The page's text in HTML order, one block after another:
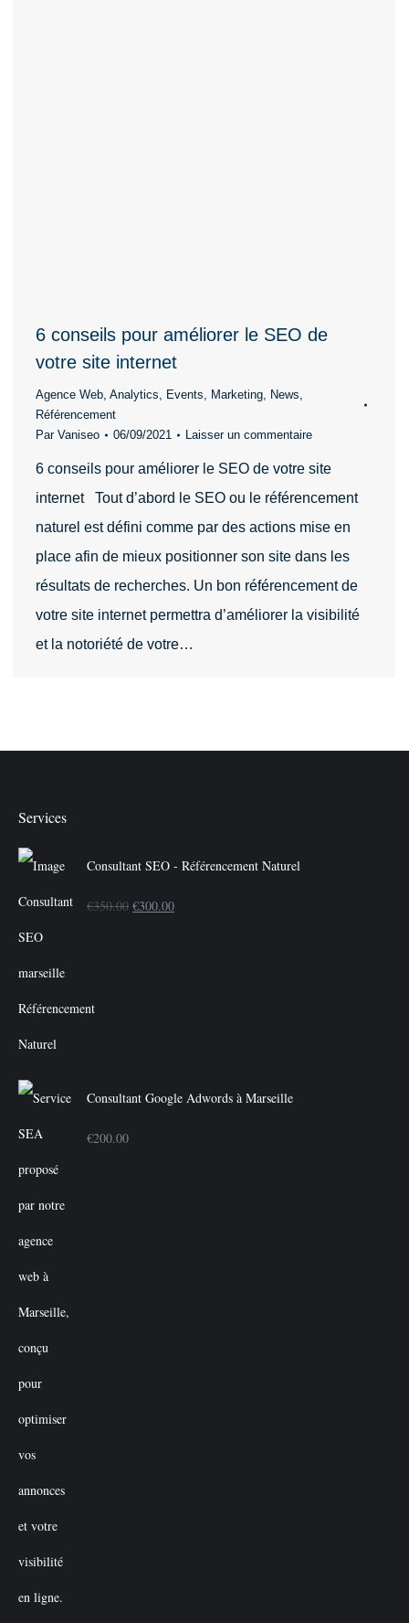
6 conseils pour améliorer le SEO de
votre site internet
Agence Web, Analytics, Events, Marketing, News,
Référencement
Par Vaniseo 06/09/2021 Laisser un commentaire
6 conseils pour améliorer le SEO de votre site
internet Tout d’abord le SEO ou le référencement
naturel est défini comme par des actions mise en
place afin de mieux positionner son site dans les
résultats de recherches. Un bon référencement de
votre site internet permettra d’améliorer la visibilité
et la notoriété de votre…
Services
Consultant SEO - Référencement Naturel
€350.00 Le
€300.00Le
Consultant Google Adwords à Marseille
€200.00